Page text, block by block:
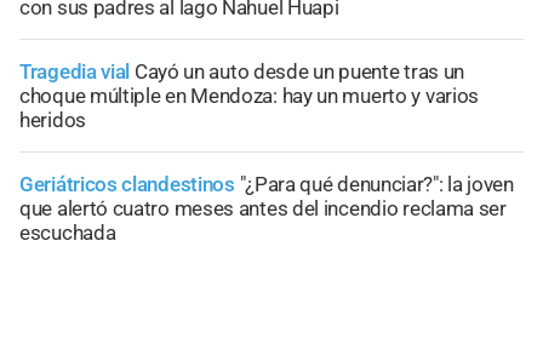
con sus padres al lago Nahuel Huapi
Tragedia vial Cayó un auto desde un puente tras un
choque múltiple en Mendoza: hay un muerto y varios
heridos
Geriátricos clandestinos "¿Para qué denunciar?": la joven
que alertó cuatro meses antes del incendio reclama ser
escuchada